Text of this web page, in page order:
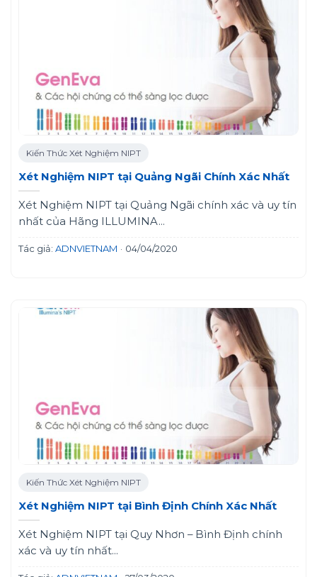
Kiến Thức Xét Nghiệm NIPT
Xét Nghiệm NIPT tại Quảng Ngãi Chính Xác Nhất
Xét Nghiệm NIPT tại Quảng Ngãi chính xác và uy tín
nhất của Hãng ILLUMINA...
Tác giả: ADNVIETNAM · 04/04/2020
Kiến Thức Xét Nghiệm NIPT
Xét Nghiệm NIPT tại Bình Định Chính Xác Nhất
Xét Nghiệm NIPT tại Quy Nhơn – Bình Định chính
xác và uy tín nhất...